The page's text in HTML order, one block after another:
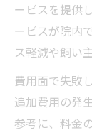
ービスを提供
ービスが院内
ス軽減や飼い
費用面で失敗
追加費用の発
参考に、料金